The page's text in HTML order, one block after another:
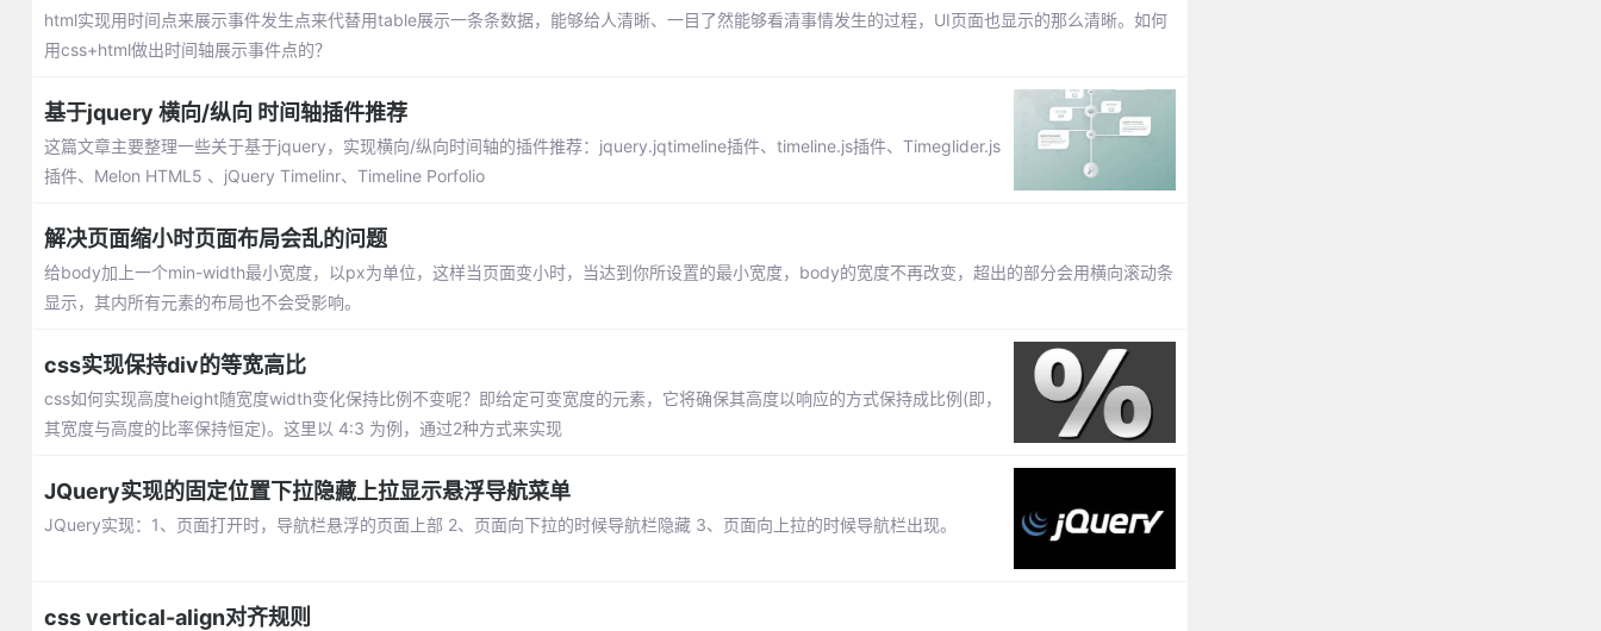
html实现用时间点来展示事件发生点来代替用table展示一条条数据，能够给人清晰、一目了然能够看清事情发生的过程，UI页面也显示的那么清晰。如何
用css+html做出时间轴展示事件点的？
基于jquery 横向/纵向 时间轴插件推荐
这篇文章主要整理一些关于基于jquery，实现横向/纵向时间轴的插件推荐：jquery.jqtimeline插件、timeline.js插件、Timeglider.js
插件、Melon HTML5 、jQuery Timelinr、Timeline Porfolio
解决页面缩小时页面布局会乱的问题
给body加上一个min-width最小宽度，以px为单位，这样当页面变小时，当达到你所设置的最小宽度，body的宽度不再改变，超出的部分会用横向滚动条
显示，其内所有元素的布局也不会受影响。
css实现保持div的等宽高比
css如何实现高度height随宽度width变化保持比例不变呢？即给定可变宽度的元素，它将确保其高度以响应的方式保持成比例(即，
其宽度与高度的比率保持恒定)。这里以 4:3 为例，通过2种方式来实现
JQuery实现的固定位置下拉隐藏上拉显示悬浮导航菜单
JQuery实现：1、页面打开时，导航栏悬浮的页面上部 2、页面向下拉的时候导航栏隐藏 3、页面向上拉的时候导航栏出现。
css vertical-align对齐规则